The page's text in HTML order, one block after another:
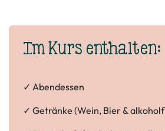
Im Kurs enthalten:
✓ Abendessen
✓ Getränke (Wein, Bier &